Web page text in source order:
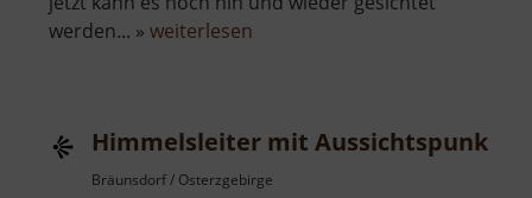
werden... » weiterlesen
Himmelsleiter mit Aussichtspunkt
Bräunsdorf / Osterzgebirge